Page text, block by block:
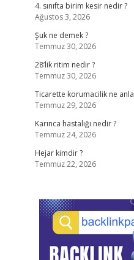
4. sınıfta birim kesir nedir ?
Ağustos 3, 2026
Şuk ne demek ?
Temmuz 30, 2026
28’lik ritim nedir ?
Temmuz 30, 2026
Ticarette korumacilik ne
Temmuz 29, 2026
Karınca hastalığı nedir ?
Temmuz 24, 2026
Hejar kimdir ?
Temmuz 22, 2026